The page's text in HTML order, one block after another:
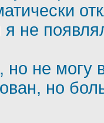
не
но не могу
но